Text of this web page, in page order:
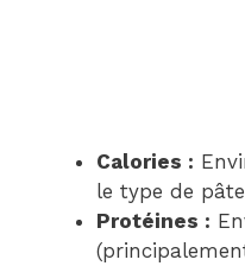
Calories :
le type de
Protéines :